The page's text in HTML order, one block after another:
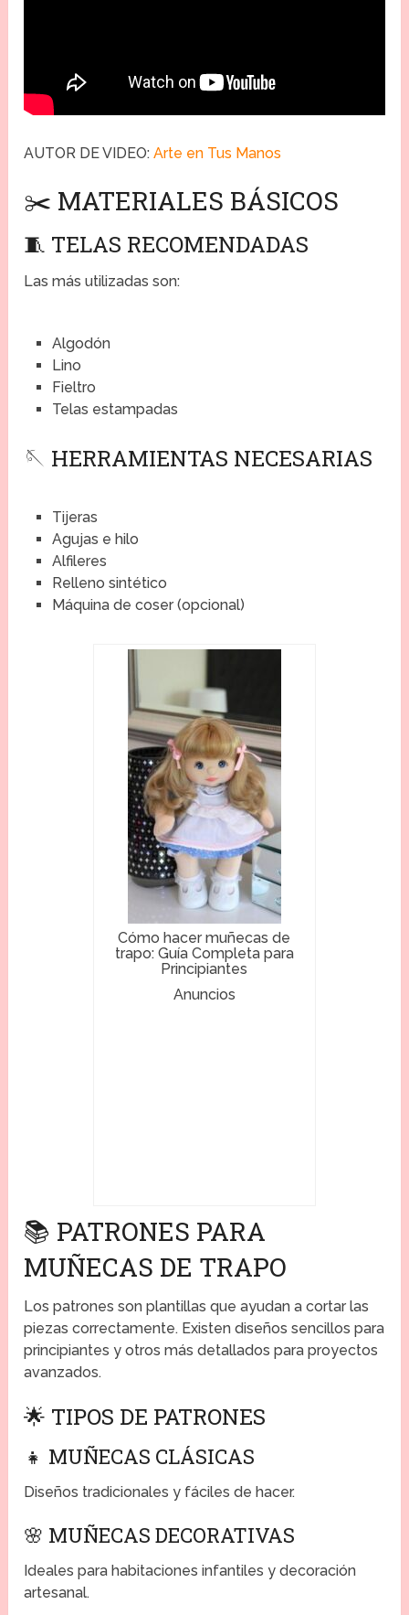
AUTOR DE VIDEO:Arte en Tus Manos
✂️ MATERIALES BÁSICOS
🧵 TELAS RECOMENDADAS
Las más utilizadas son:
Algodón
Lino
Fieltro
Telas estampadas
🪡 HERRAMIENTAS NECESARIAS
Tijeras
Agujas e hilo
Alfileres
Relleno sintético
Máquina de coser (opcional)
Cómo hacer muñecas de
trapo: Guía Completa para
Principiantes
Anuncios
📚 PATRONES PARA
MUÑECAS DE TRAPO
Los patrones son plantillas que ayudan a cortar las
piezas correctamente. Existen diseños sencillos para
principiantes y otros más detallados para proyectos
avanzados.
🌟 TIPOS DE PATRONES
👧 MUÑECAS CLÁSICAS
Diseños tradicionales y fáciles de hacer.
🌸 MUÑECAS DECORATIVAS
Ideales para habitaciones infantiles y decoración
artesanal.